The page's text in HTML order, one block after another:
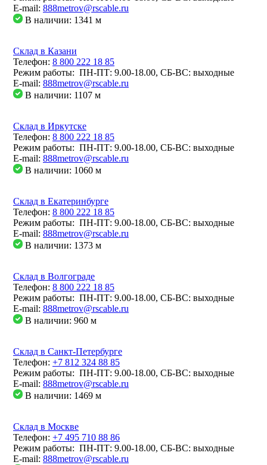
E-mail: 888metrov@rscable.ru
В наличии: 1341 м
Склад в Казани
Телефон: 8 800 222 18 85
Режим работы: ПН-ПТ: 9.00-18.00, СБ-ВС: выходные
E-mail: 888metrov@rscable.ru
В наличии: 1107 м
Склад в Иркутске
Телефон: 8 800 222 18 85
Режим работы: ПН-ПТ: 9.00-18.00, СБ-ВС: выходные
E-mail: 888metrov@rscable.ru
В наличии: 1060 м
Склад в Екатеринбурге
Телефон: 8 800 222 18 85
Режим работы: ПН-ПТ: 9.00-18.00, СБ-ВС: выходные
E-mail: 888metrov@rscable.ru
В наличии: 1373 м
Склад в Волгограде
Телефон: 8 800 222 18 85
Режим работы: ПН-ПТ: 9.00-18.00, СБ-ВС: выходные
E-mail: 888metrov@rscable.ru
В наличии: 960 м
Склад в Санкт-Петербурге
Телефон: +7 812 324 88 85
Режим работы: ПН-ПТ: 9.00-18.00, СБ-ВС: выходные
E-mail: 888metrov@rscable.ru
В наличии: 1469 м
Склад в Москве
Телефон: +7 495 710 88 86
Режим работы: ПН-ПТ: 9.00-18.00, СБ-ВС: выходные
E-mail: 888metrov@rscable.ru